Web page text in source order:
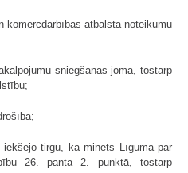
komercdarbības atbalsta noteikumu
sniegšanas jomā, tostarp
tirgu, kā minēts Līguma par
26. panta 2. punktā, tostarp